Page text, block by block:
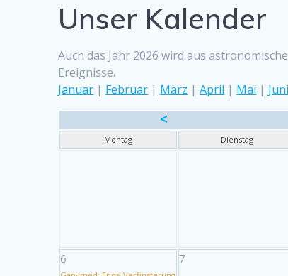
Unser Kalender
Auch das Jahr 2026 wird aus
Ereignisse.
Januar | Februar | März |April | Mai | Juni
<
Montag Dienstag
6 7